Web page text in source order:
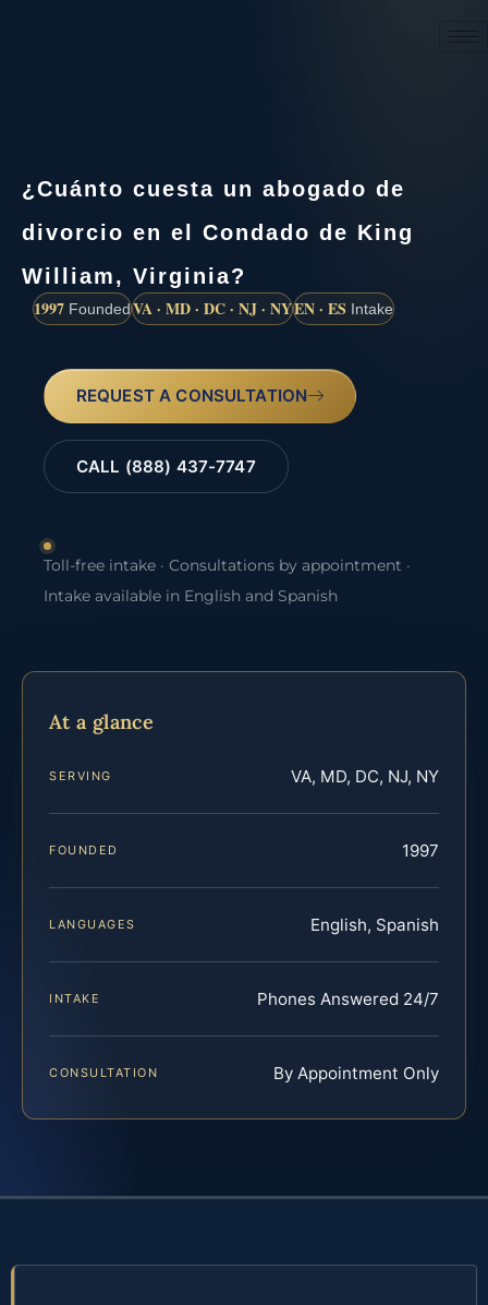
¿Cuánto cuesta un abogado de
divorcio en el Condado de King
William, Virginia?
1997 FoundedVA · MD · DC · NJ · NYEN · ES Intake
REQUEST A CONSULTATION
CALL (888) 437-7747
Toll-free intake · Consultations by appointment ·
Intake available in English and Spanish
At a glance
SERVING VA, MD, DC, NJ, NY
FOUNDED 1997
LANGUAGES English, Spanish
INTAKE Phones Answered 24/7
CONSULTATION By Appointment Only